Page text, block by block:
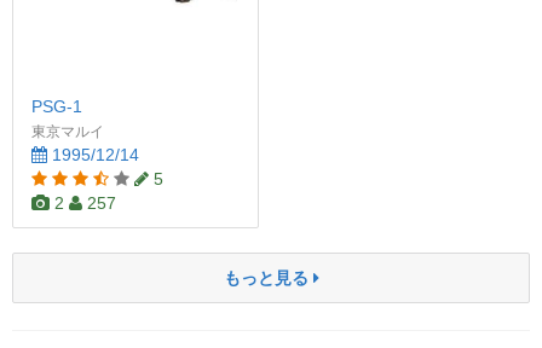
PSG-1
東京マルイ
1995/12/14
5
2
257
もっと見る